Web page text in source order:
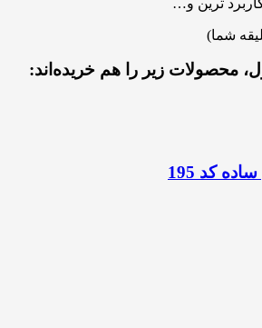
شما)
محصولات زیر را هم خریده‌اند:
کد 195